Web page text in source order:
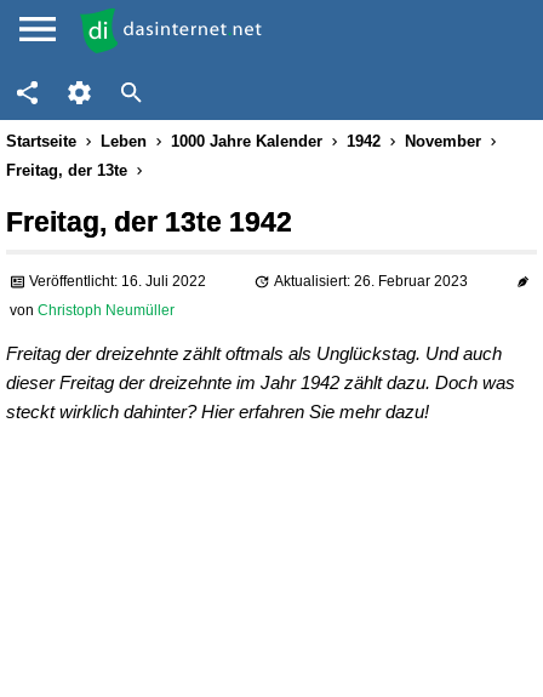
Startseite Leben 1000 Jahre Kalender 1942
November
Freitag, der 13te
Freitag, der 13te 1942
Veröffentlicht: 16. Juli 2022
Aktualisiert: 26. Februar 2023
von Christoph Neumüller
Freitag der dreizehnte zählt oftmals als Unglückstag. Und auch
dieser Freitag der dreizehnte im Jahr 1942 zählt dazu. Doch was
steckt wirklich dahinter? Hier erfahren Sie mehr dazu!